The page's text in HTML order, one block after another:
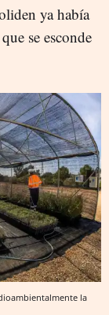
ya había
se esconde
la